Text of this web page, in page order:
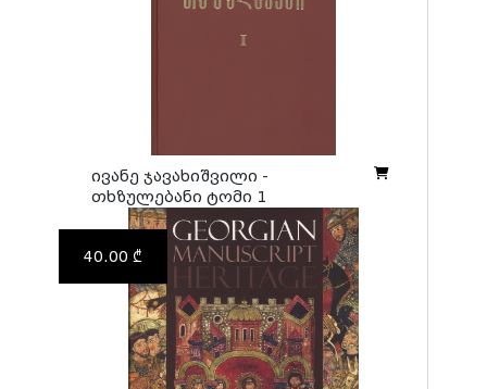
ივანე ჯავახიშვილი -
თხზულებანი ტომი 1
40.00 ₾